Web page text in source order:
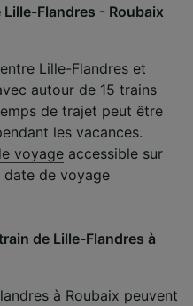
Flandres - Roubaix
Lille-Flandres et
autour de 15 trains
de trajet peut être
les vacances.
voyage accessible sur
de voyage
de Lille-Flandres à
à Roubaix peuvent